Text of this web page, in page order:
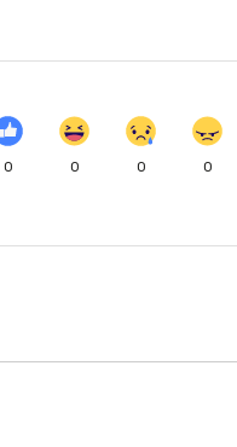
0 0 0 0